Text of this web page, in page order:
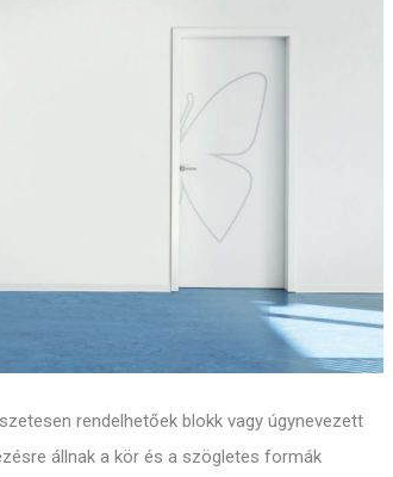
rendelhetőek blokk vagy úgynevezett
állnak a kör és a szögletes formák